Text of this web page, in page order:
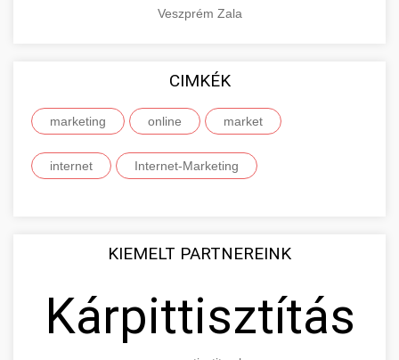
Veszprém Zala
CIMKÉK
marketing online market
internet Internet-Marketing
KIEMELT PARTNEREINK
Kárpittisztítás